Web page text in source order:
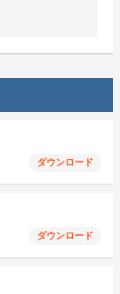
ダウンロード
ダウンロード